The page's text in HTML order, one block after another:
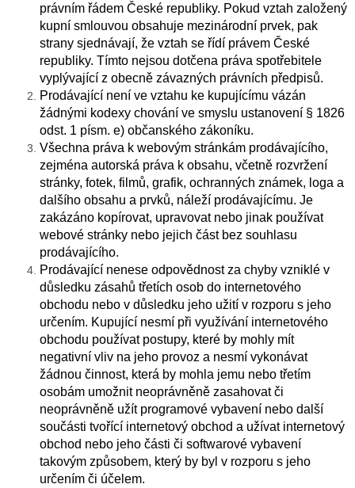
právním řádem České republiky. Pokud vztah založený
kupní smlouvou obsahuje mezinárodní prvek, pak
strany sjednávají, že vztah se řídí právem České
republiky. Tímto nejsou dotčena práva spotřebitele
vyplývající z obecně závazných právních předpisů.
Prodávající není ve vztahu ke kupujícímu vázán
žádnými kodexy chování ve smyslu ustanovení § 1826
odst. 1 písm. e) občanského zákoníku.
Všechna práva k webovým stránkám prodávajícího,
zejména autorská práva k obsahu, včetně rozvržení
stránky, fotek, filmů, grafik, ochranných známek, loga a
dalšího obsahu a prvků, náleží prodávajícímu. Je
zakázáno kopírovat, upravovat nebo jinak používat
webové stránky nebo jejich část bez souhlasu
prodávajícího.
Prodávající nenese odpovědnost za chyby vzniklé v
důsledku zásahů třetích osob do internetového
obchodu nebo v důsledku jeho užití v rozporu s jeho
určením. Kupující nesmí při využívání internetového
obchodu používat postupy, které by mohly mít
negativní vliv na jeho provoz a nesmí vykonávat
žádnou činnost, která by mohla jemu nebo třetím
osobám umožnit neoprávněně zasahovat či
neoprávněně užít programové vybavení nebo další
součásti tvořící internetový obchod a užívat internetový
obchod nebo jeho části či softwarové vybavení
takovým způsobem, který by byl v rozporu s jeho
určením či účelem.